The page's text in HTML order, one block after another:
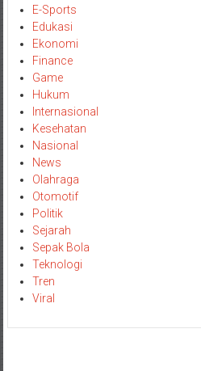
E-Sports
Edukasi
Ekonomi
Finance
Game
Hukum
Internasional
Kesehatan
Nasional
News
Olahraga
Otomotif
Politik
Sejarah
Sepak Bola
Teknologi
Tren
Viral